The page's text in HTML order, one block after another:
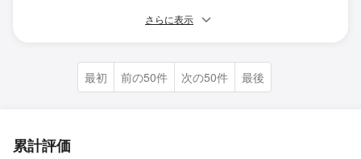
さらに表示
最初 前の50件 次の50件 最後
累計評価